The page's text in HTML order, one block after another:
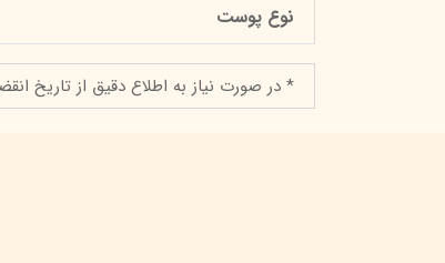
نوع پوست
* در صورت نیاز به اطلاع دقیق از تاریخ